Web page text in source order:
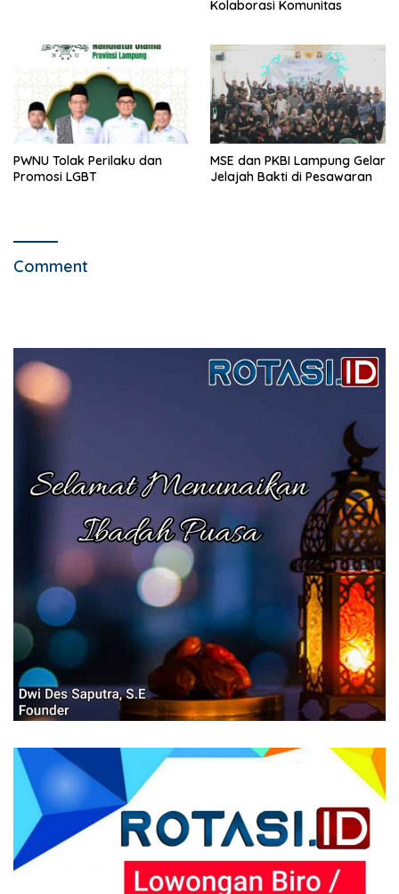
Kolaborasi Komunitas
PWNU Tolak Perilaku dan
Promosi LGBT
MSE dan PKBI Lampung Gelar
Jelajah Bakti di Pesawaran
Comment